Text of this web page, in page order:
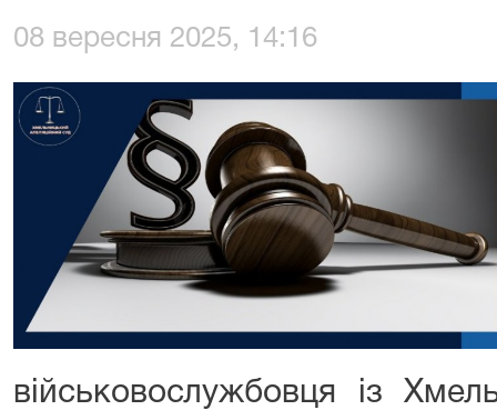
08 вересня 2025, 14:16
військовослужбовця із